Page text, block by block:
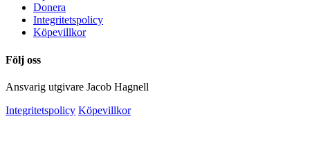
Donera
Integritetspolicy
Köpevillkor
Följ oss
Ansvarig utgivare Jacob Hagnell
Integritetspolicy Köpevillkor